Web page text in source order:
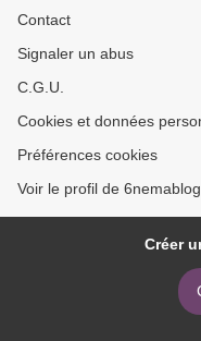
Contact
Signaler un abus
C.G.U.
Cookies et données
Préférences cookies
Voir le profil de
Créer